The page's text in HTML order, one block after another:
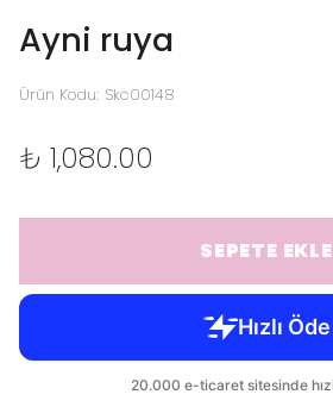
Ayni ruya
Ürün Kodu: Skc00148
₺ 1,080.00
SEPETE EKLE